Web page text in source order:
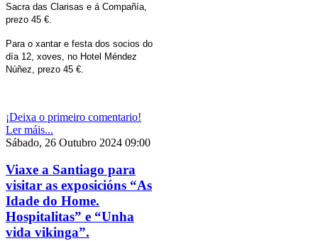
Sacra das Clarisas e á Compañía,
prezo 45 €.
Para o xantar e festa dos socios do
día 12, xoves, no Hotel Méndez
Núñez, prezo 45 €.
¡Deixa o primeiro comentario!
Ler máis...
Sábado, 26 Outubro 2024 09:00
Viaxe a Santiago para
visitar as exposicións “As
Idade do Home.
Hospitalitas” e “Unha
vida vikinga”.